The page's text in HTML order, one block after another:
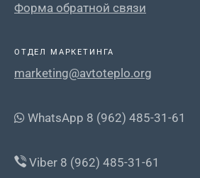
Форма обратной связи
ОТДЕЛ МАРКЕТИНГА
marketing@avtoteplo.org
WhatsApp 8 (962) 485-31-61
Viber 8 (962) 485-31-61